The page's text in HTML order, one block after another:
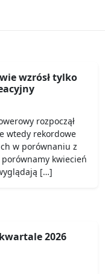
wzrósł tylko
rozpoczął
wtedy rekordowe
w porównaniu z
kwiecień
[…]
2026